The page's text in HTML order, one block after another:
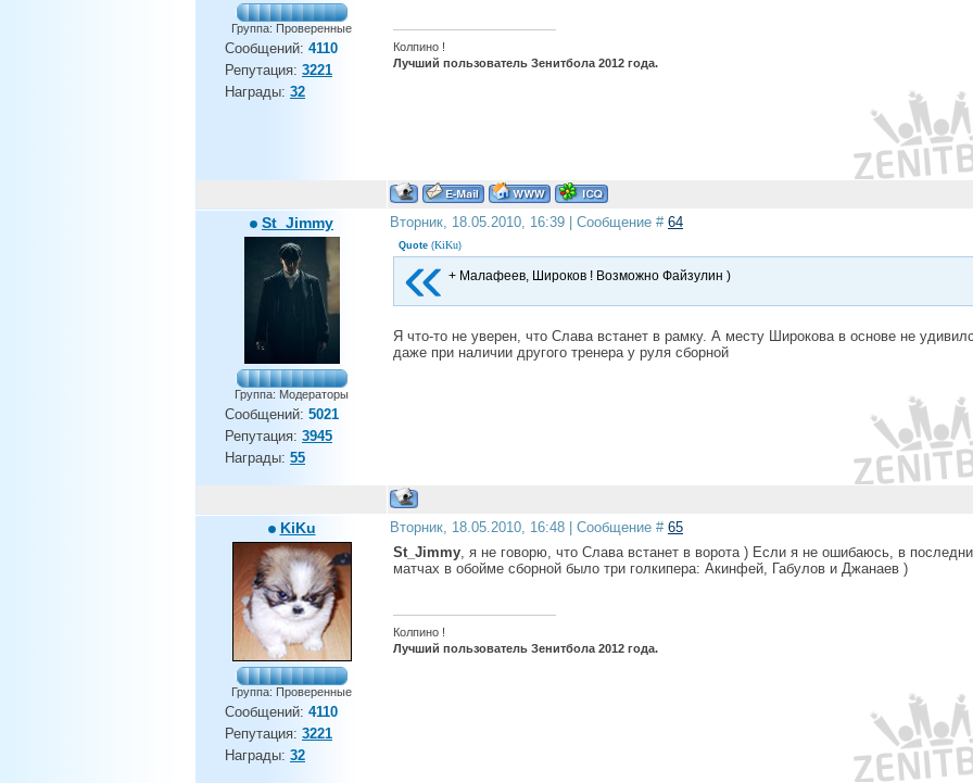
Группа: Проверенные
Сообщений: 4110
Репутация: 3221
Награды: 32
Колпино !
Лучший пользователь Зенитбола 2012 года.
St_Jimmy
Группа: Модераторы
Сообщений: 5021
Репутация: 3945
Награды: 55
Вторник, 18.05.2010, 16:39 | Сообщение # 64
Quote (KiKu)
+ Малафеев, Широков ! Возможно Файзулин )
Я что-то не уверен, что Слава встанет в рамку. А месту Широкова в основе не
даже при наличии другого тренера у руля сборной
KiKu
Группа: Проверенные
Сообщений: 4110
Репутация: 3221
Награды: 32
Вторник, 18.05.2010, 16:48 | Сообщение # 65
St_Jimmy, я не говорю, что Слава встанет в ворота ) Если я не ошибаюсь, в
матчах в обойме сборной было три голкипера: Акинфей, Габулов и Джанаев )
Колпино !
Лучший пользователь Зенитбола 2012 года.